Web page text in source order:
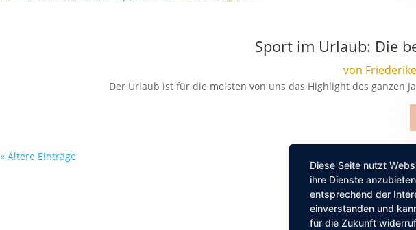
Sport im Urlaub: Die
von
Der Urlaub ist für die meisten von uns das Highlight des ganzen
« Ältere Einträge
Diese Seite nutzt
ihre Dienste
entsprechend der
einverstanden und
für die Zukunft